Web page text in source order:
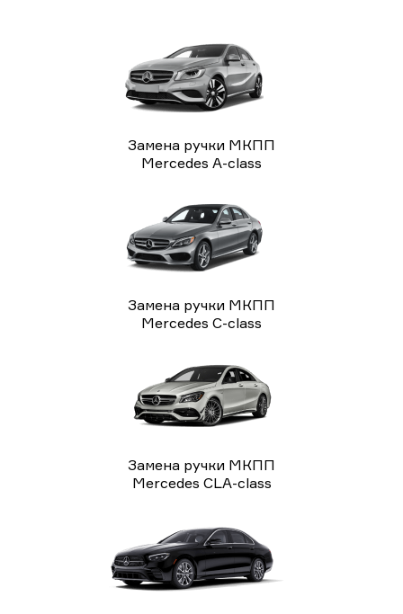
Замена ручки МКПП
Mercedes A-class
Замена ручки МКПП
Mercedes C-class
Замена ручки МКПП
Mercedes CLA-class